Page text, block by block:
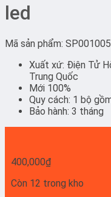
led
Mã sản phẩm: SP001005
Xuất xứ: Điện Tử
Trung Quốc
Mới 100%
Quy cách: 1 bộ
Bảo hành: 3 tháng
400,000₫
Còn 12 trong kho